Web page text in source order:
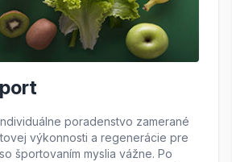
poradenstvo zamerané
výkonnosti a regenerácie pre
športovaním myslia vážne. Po